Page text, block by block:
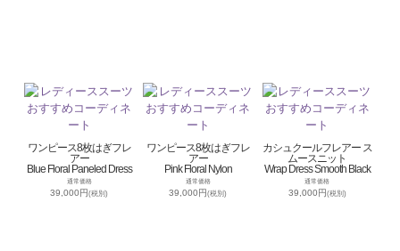
ワンピース8枚はぎフレ
アー
Blue Floral Paneled Dress
通常価格
39,000円(税別)
ワンピース8枚はぎフレ
アー
Pink Floral Nylon
通常価格
39,000円(税別)
カシュクールフレアー ス
ムースニット
Wrap Dress Smooth Black
通常価格
39,000円(税別)